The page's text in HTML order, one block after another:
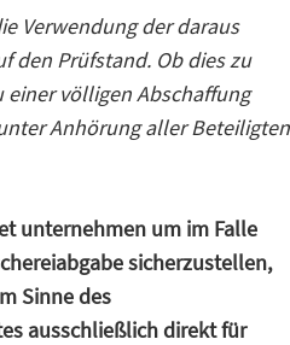
Verwendung der daraus
den Prüfstand. Ob dies zu
völligen Abschaffung
Anhörung aller Beteiligten
unternehmen um im Falle
sicherzustellen,
Sinne des
ausschließlich direkt für